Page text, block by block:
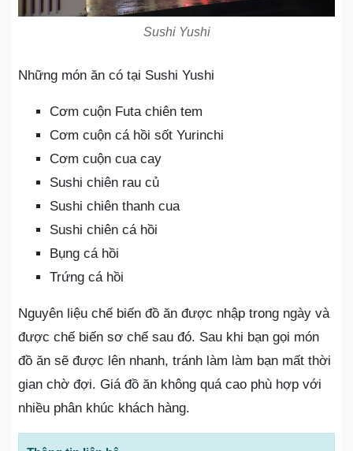
Sushi Yushi
Những món ăn có tại Sushi Yushi
Cơm cuộn Futa chiên tem
Cơm cuộn cá hồi sốt Yurinchi
Cơm cuộn cua cay
Sushi chiên rau củ
Sushi chiên thanh cua
Sushi chiên cá hồi
Bụng cá hồi
Trứng cá hồi
Nguyên liệu chế biến đồ ăn được nhập trong ngày và
được chế biến sơ chế sau đó. Sau khi bạn gọi món
đồ ăn sẽ được lên nhanh, tránh làm làm bạn mất thời
gian chờ đợi. Giá đồ ăn không quá cao phù hợp với
nhiều phân khúc khách hàng.